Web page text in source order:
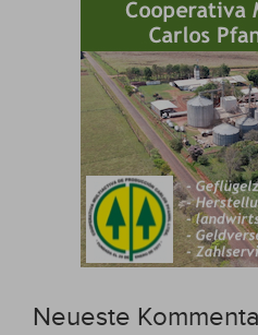
Neueste